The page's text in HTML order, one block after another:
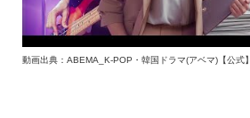
動画出典：ABEMA_K-POP・韓国ドラマ(アベマ)【公式】